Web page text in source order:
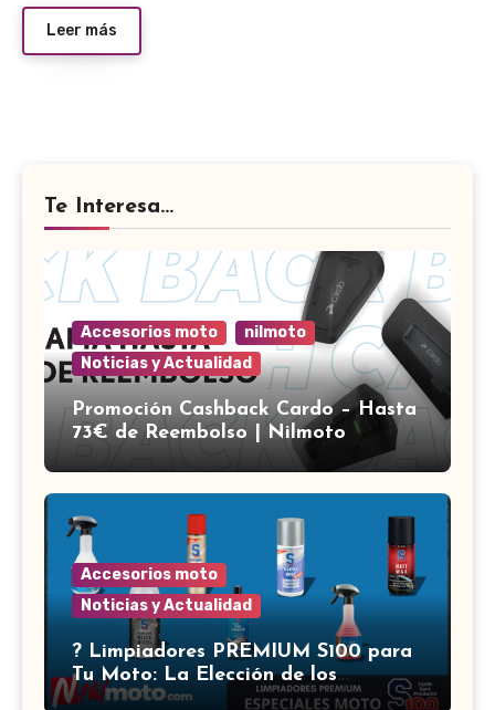
Leer más
Te Interesa...
Accesorios moto
nilmoto
Noticias y Actualidad
Promoción Cashback Cardo – Hasta
73€ de Reembolso | Nilmoto
Accesorios moto
Noticias y Actualidad
?️ Limpiadores PREMIUM S100 para
Tu Moto: La Elección de los
Expertos ?